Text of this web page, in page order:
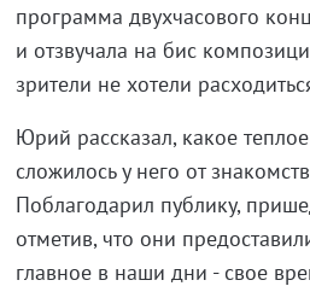
программа двухчасового
и отзвучала на бис
зрители не хотели
Юрий рассказал, какое
сложилось у него от
Поблагодарил публику,
отметив, что они
главное в наши дни - свое